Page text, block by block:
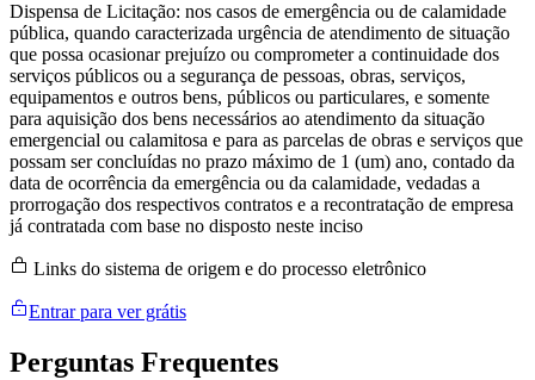
Dispensa de Licitação: nos casos de emergência ou de calamidade
pública, quando caracterizada urgência de atendimento de situação
que possa ocasionar prejuízo ou comprometer a continuidade dos
serviços públicos ou a segurança de pessoas, obras, serviços,
equipamentos e outros bens, públicos ou particulares, e somente
para aquisição dos bens necessários ao atendimento da situação
emergencial ou calamitosa e para as parcelas de obras e serviços que
possam ser concluídas no prazo máximo de 1 (um) ano, contado da
data de ocorrência da emergência ou da calamidade, vedadas a
prorrogação dos respectivos contratos e a recontratação de empresa
já contratada com base no disposto neste inciso
Links do sistema de origem e do processo eletrônico
Entrar para ver grátis
Perguntas Frequentes